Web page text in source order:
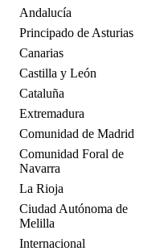
Andalucía
Principado de Asturias
Canarias
Castilla y León
Cataluña
Extremadura
Comunidad de Madrid
Comunidad Foral de
Navarra
La Rioja
Ciudad Autónoma de
Melilla
Internacional